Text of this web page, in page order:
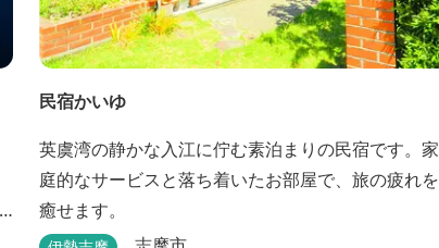
民宿かいゆ
英虞湾の静かな入江に佇む素泊まりの民宿です。家
庭的なサービスと落ち着いたお部屋で、旅の疲れを
癒せます。